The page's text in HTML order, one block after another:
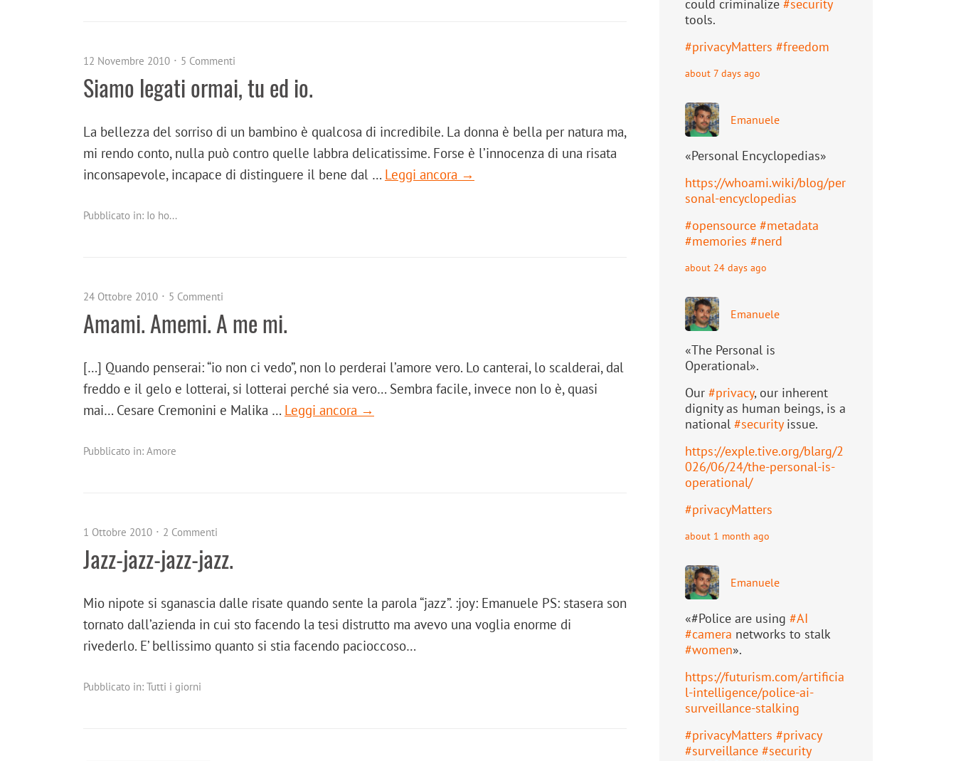
12 Novembre 2010 5 Commenti
Siamo legati ormai, tu ed io.
La bellezza del sorriso di un bambino è qualcosa di incredibile. La donna è bella per natura ma,
mi rendo conto, nulla può contro quelle labbra delicatissime. Forse è l’innocenza di una risata
inconsapevole, incapace di distinguere il bene dal … Leggi ancora →
Pubblicato in: Io ho...
24 Ottobre 2010 5 Commenti
Amami. Amemi. A me mi.
[…] Quando penserai: “io non ci vedo”, non lo perderai l’amore vero. Lo canterai, lo scalderai, dal
freddo e il gelo e lotterai, si lotterai perché sia vero… Sembra facile, invece non lo è, quasi
mai… Cesare Cremonini e Malika … Leggi ancora →
Pubblicato in: Amore
1 Ottobre 2010 2 Commenti
Jazz-jazz-jazz-jazz.
Mio nipote si sganascia dalle risate quando sente la parola “jazz”. :joy: Emanuele PS: stasera son
tornato dall’azienda in cui sto facendo la tesi distrutto ma avevo una voglia enorme di
rivederlo. E’ bellissimo quanto si stia facendo pacioccoso…
Pubblicato in: Tutti i giorni
could criminalize #security
tools.
#privacyMatters #freedom
about 7 days ago
Emanuele
«Personal Encyclopedias»
https://whoami.wiki/blog/per
sonal-encyclopedias
#opensource #metadata
#memories #nerd
about 24 days ago
Emanuele
«The Personal is
Operational».
Our #privacy, our inherent
dignity as human beings, is a
national #securityissue.
https://exple.tive.org/blarg/2
026/06/24/the-personal-is-
operational/
#privacyMatters
about 1 month ago
Emanuele
«#Police are using #AI
#camera networks to stalk
#women».
https://futurism.com/artificia
l-intelligence/police-ai-
surveillance-stalking
#privacyMatters #privacy
#surveillance #security